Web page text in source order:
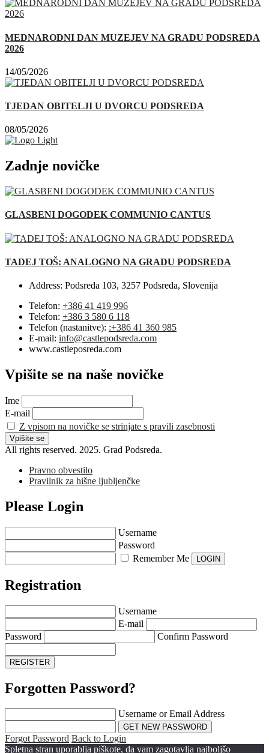
MEDNARODNI DAN MUZEJEV NA GRADU PODSREDA
2026
14/05/2026
TJEDAN OBITELJI U DVORCU PODSREDA
08/05/2026
Zadnje novičke
GLASBENI DOGODEK COMMUNIO CANTUS
TADEJ TOŠ: ANALOGNO NA GRADU PODSREDA
Address: Podsreda 103, 3257 Podsreda, Slovenija
Telefon: +386 41 419 996
Telefon: +386 3 580 6 118
Telefon (nastanitve): :+386 41 360 985
E-mail: info@castlepodsreda.com
www.castleposreda.com
Vpišite se na naše novičke
Ime
E-mail
Z vpisom na novičke se strinjate s pravili zasebnosti
All rights reserved. 2025. Grad Podsreda.
Pravno obvestilo
Pravilnik za hišne ljubljenčke
Please Login
Username
Password
Remember Me
Registration
Username
E-mail
Password
Confirm Password
Forgotten Password?
Username or Email Address
Forgot Password Back to Login
Spletna stran uporablja piškote, da vam zagotavlja najboljšo